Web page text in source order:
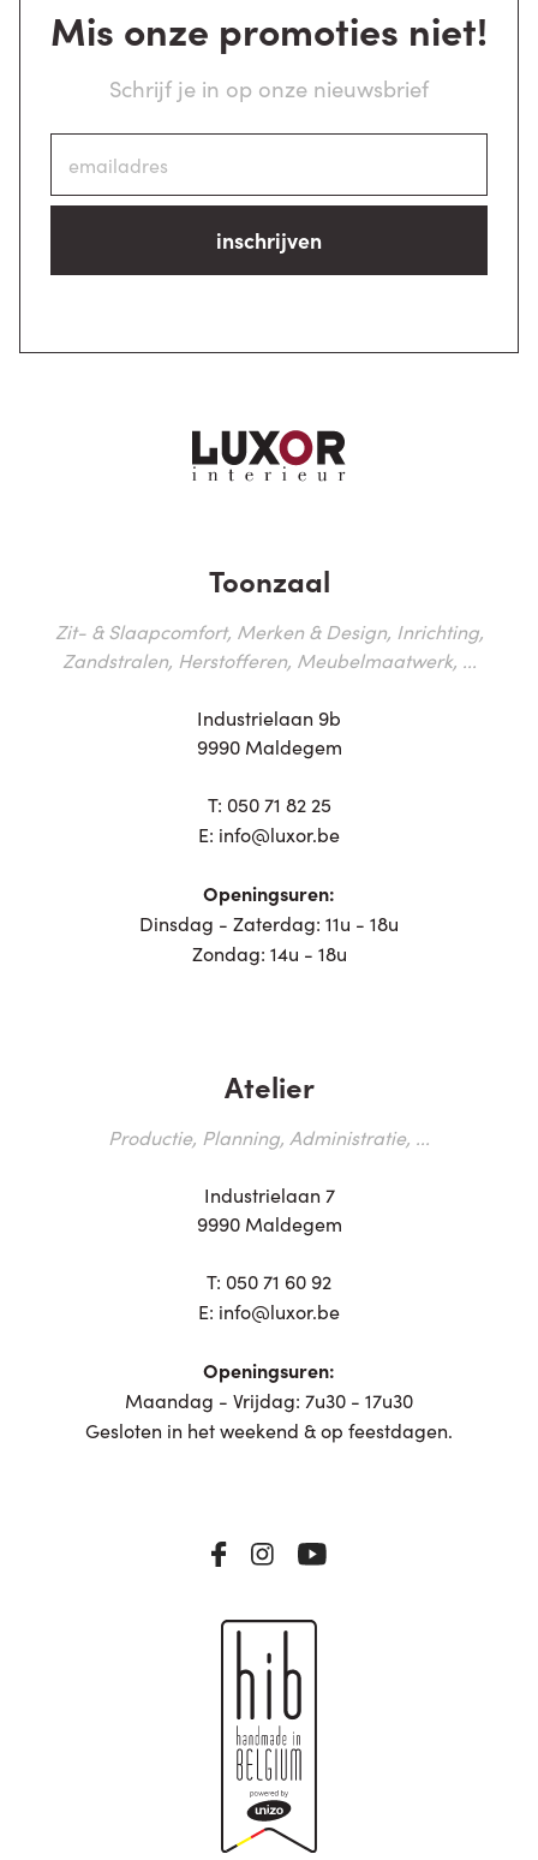
Mis onze promoties niet!
Schrijf je in op onze nieuwsbrief
inschrijven
Toonzaal
Zit- & Slaapcomfort, Merken & Design, Inrichting,
Zandstralen, Herstofferen, Meubelmaatwerk, ...
Industrielaan 9b
9990 Maldegem
T: 050 71 82 25
E: info@luxor.be
Openingsuren:
Dinsdag - Zaterdag: 11u - 18u
Zondag: 14u - 18u
Atelier
Productie, Planning, Administratie, ...
Industrielaan 7
9990 Maldegem
T: 050 71 60 92
E: info@luxor.be
Openingsuren:
Maandag - Vrijdag: 7u30 - 17u30
Gesloten in het weekend & op feestdagen.